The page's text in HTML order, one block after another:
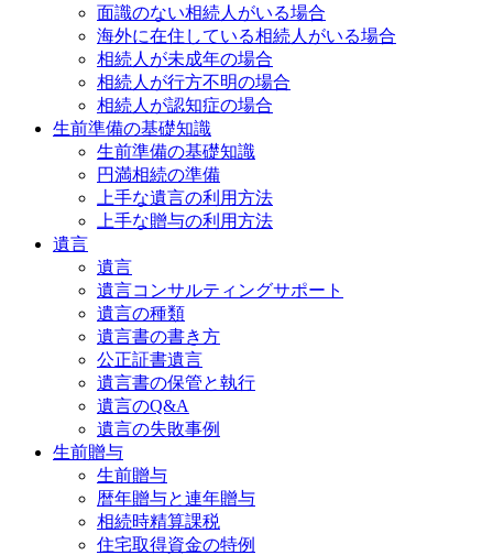
面識のない相続人がいる場合
海外に在住している相続人がいる場合
相続人が未成年の場合
相続人が行方不明の場合
相続人が認知症の場合
生前準備の基礎知識
生前準備の基礎知識
円満相続の準備
上手な遺言の利用方法
上手な贈与の利用方法
遺言
遺言
遺言コンサルティングサポート
遺言の種類
遺言書の書き方
公正証書遺言
遺言書の保管と執行
遺言のQ&A
遺言の失敗事例
生前贈与
生前贈与
暦年贈与と連年贈与
相続時精算課税
住宅取得資金の特例